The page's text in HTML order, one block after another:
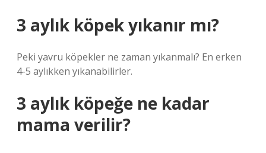
3 aylık köpek yıkanır mı?
Peki yavru köpekler ne zaman yıkanmalı? En erken
4-5 aylıkken yıkanabilirler.
3 aylık köpeğe ne kadar
mama verilir?